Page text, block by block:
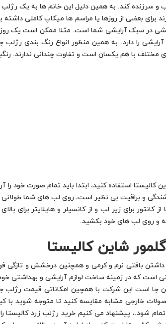
و سرزنده کند. به همین دلیل این خانم ها به یک
برای بعضی از روزها یا مراسم ها میکاپ کاملی
در سبک آرایشی شما است. مثلا ممکن است یک روز
آرایشی را دارد. به همین منظور انواع رنگ بندی
مختلف با هم یکسان است و تفاوت چندانی ندارند.
کالیستا استفاده کنید، ابتدا باید تمام صورت خود
و براقیت بی نظیر است، روی لب های شما طولانی
کانتور برای زیر لب و از کانسیلر و هایلایتر
و روی لب های خود بکشید.
شاین کالیستا
داشتن بافتی نرم و کرمی و همچنین درخشش و تازگی
است که در زمینه ساخت لوازم آرایشی و
جا است این شرکت با همچین امکاناتی قیمت
خارجی مشابه مقایسه کنید تا متوجه شوید
شود.، پیشنهاد می کنیم خرید رژلب زرد کالیستا